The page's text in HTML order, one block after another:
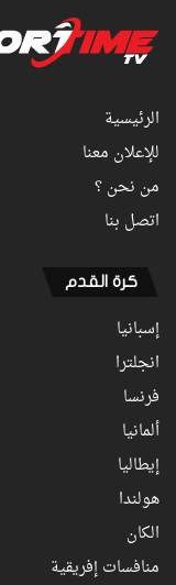
الرئيسية
للإعلان معنا
من نحن ؟
اتصل بنا
كرة القدم
إسبانيا
انجلترا
فرنسا
ألمانيا
إيطاليا
هولندا
الكان
منافسات إفريقية